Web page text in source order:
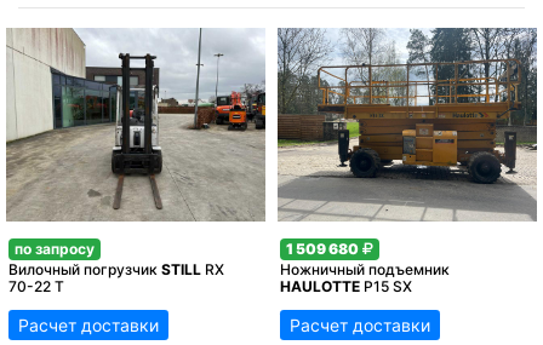
по запросу
Вилочный погрузчик STILL RX
70-22 T
Расчет доставки
1 509 680
Ножничный подъемник
HAULOTTE Р15 SX
Расчет доставки